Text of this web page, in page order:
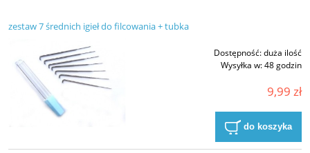
zestaw 7 średnich igieł do filcowania + tubka
Dostępność:duża ilość
Wysyłka w:48 godzin
9,99 zł
do koszyka